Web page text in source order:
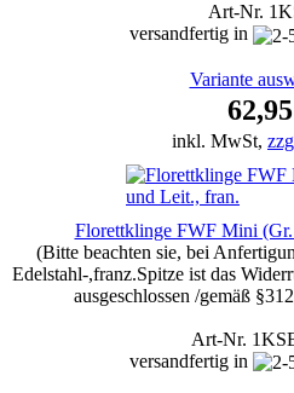
Art-Nr.
versandfertig in
Variante
inkl. MwSt,
Florettklinge FWF Mini
(Bitte beachten sie, bei
Edelstahl-,franz.Spitze ist das
ausgeschlossen /gemäß
Art-Nr.
versandfertig in